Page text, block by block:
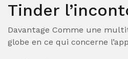
Tinder
Davantage Comme une
globe en ce qui concerne